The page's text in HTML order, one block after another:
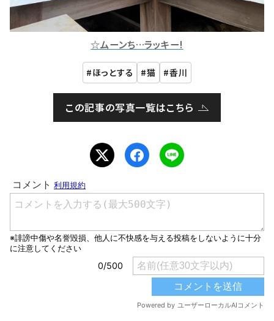
☆ムーンち…ラッキー!
ほっとする 猫 香川
この記事の写真一覧はこちら